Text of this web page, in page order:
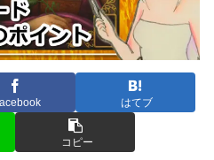
はてブ
コピー